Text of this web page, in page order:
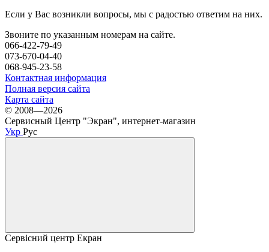
Если у Вас возникли вопросы, мы с радостью ответим на них.
Звоните по указанным номерам на сайте.
066-422-79-49
073-670-04-40
068-945-23-58
Контактная информация
Полная версия сайта
Карта сайта
© 2008—2026
Сервисный Центр "Экран", интернет-магазин
Укр Рус
Сервісний центр Екран